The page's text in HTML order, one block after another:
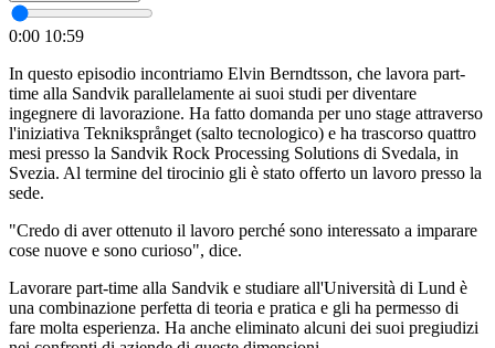
0:00 10:59
In questo episodio incontriamo Elvin Berndtsson, che lavora part-
time alla Sandvik parallelamente ai suoi studi per diventare
ingegnere di lavorazione. Ha fatto domanda per uno stage attraverso
l'iniziativa Tekniksprånget (salto tecnologico) e ha trascorso quattro
mesi presso la Sandvik Rock Processing Solutions di Svedala, in
Svezia. Al termine del tirocinio gli è stato offerto un lavoro presso la
sede.
"Credo di aver ottenuto il lavoro perché sono interessato a imparare
cose nuove e sono curioso", dice.
Lavorare part-time alla Sandvik e studiare all'Università di Lund è
una combinazione perfetta di teoria e pratica e gli ha permesso di
fare molta esperienza. Ha anche eliminato alcuni dei suoi pregiudizi